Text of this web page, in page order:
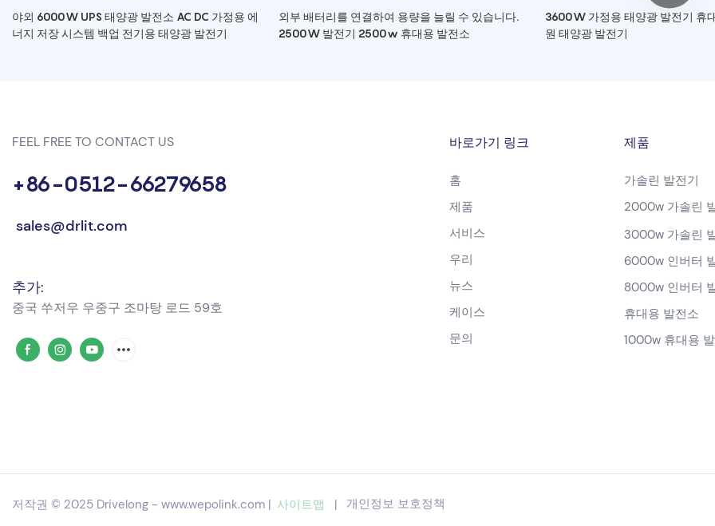
야외 6000W UPS 태양광 발전소 AC DC 가정용 에
너지 저장 시스템 백업 전기용 태양광 발전기
외부 배터리를 연결하여 용량을 늘릴 수 있습니다.
2500W 발전기 2500w 휴대용 발전소
3600W 가정용 태양광 발전기 휴
원 태양광 발전기
FEEL FREE TO CONTACT US
+86-0512-66279658
sales@drlit.com
추가:
중국 쑤저우 우중구 조마탕 ​​로드 59호
바로가기 링크
홈
제품
서비스
우리
뉴스
케이스
문의
제품
가솔린 발전기
2000w 가솔린
3000w 가솔린
6000w 인버터
8000w 인버터
휴대용 발전소
1000w 휴대용
저작권 © 2025 Drivelong - www.wepolink.com | 사이트맵 | 개인정보 보호정책